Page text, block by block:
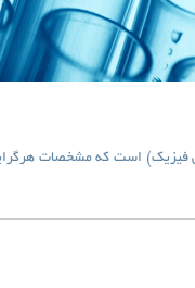
است که مشخصات